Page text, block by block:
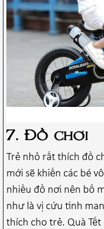
7. Đồ chơi
Trẻ nhỏ rất thích đồ
mới sẽ khiến các bé
nhiều đồ nơi nên bố
như là vị cứu tinh
thích cho trẻ. Quà